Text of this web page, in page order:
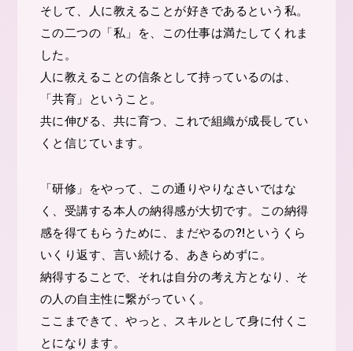
そして、人に教えることが好きであるという私。
この二つの「私」を、この仕事は満たしてくれま
した。
人に教えることの信条として持っているのは、
「共育」ということ。
共に伸びる、共に育つ、これで組織が成長してい
くと信じています。
「研修」をやって、この通りやりなさいではな
く、受講する本人の納得感が大切です。この納得
感を得てもらうために、まだやるの⁈というくら
いくり返す、言い続ける、あきらめずに。
納得することで、それは自分の考え方となり、そ
の人の自主性に繋がっていく。
ここまできて、やっと、スキルとして身に付くこ
とになります。